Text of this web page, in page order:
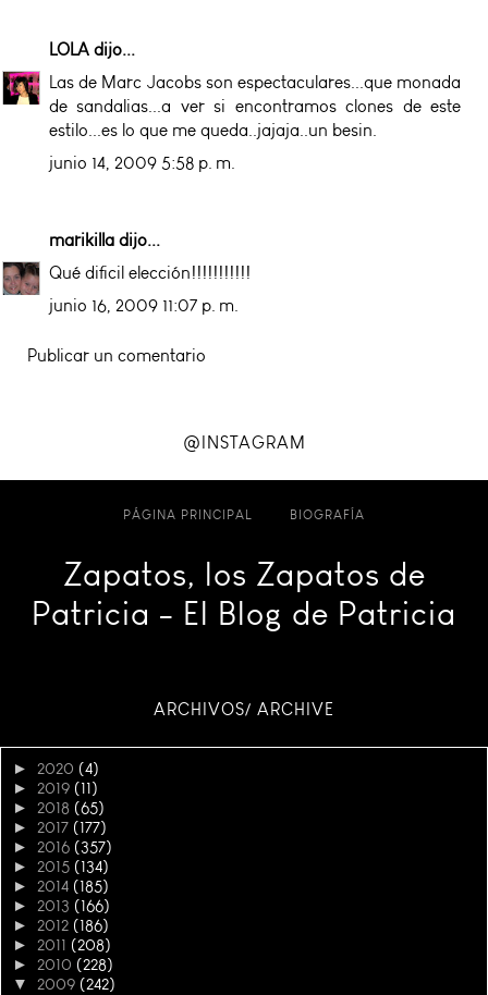
LOLA dijo...
Las de Marc Jacobs son espectaculares...que monada
de sandalias...a ver si encontramos clones de este
estilo...es lo que me queda..jajaja..un besin.
junio 14, 2009 5:58 p. m.
marikilla dijo...
Qué dificil elección!!!!!!!!!!!
junio 16, 2009 11:07 p. m.
Publicar un comentario
@INSTAGRAM
PÁGINA PRINCIPAL BIOGRAFÍA
Zapatos, los Zapatos de
Patricia - El Blog de Patricia
ARCHIVOS/ ARCHIVE
► 2020 (4)
► 2019 (11)
► 2018 (65)
► 2017 (177)
► 2016 (357)
► 2015 (134)
► 2014 (185)
► 2013 (166)
► 2012 (186)
► 2011 (208)
► 2010 (228)
▼ 2009 (242)